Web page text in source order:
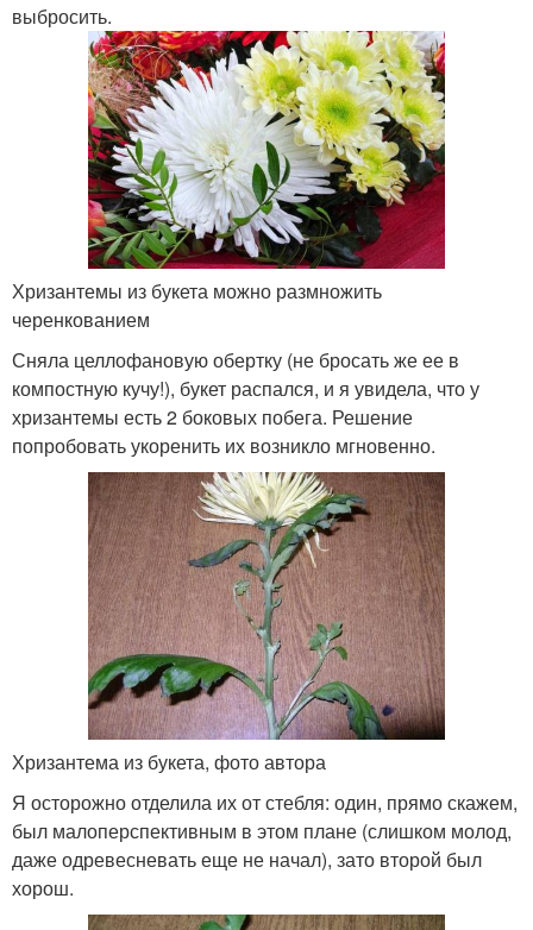
выбросить.
Хризантемы из букета можно размножить
черенкованием
Сняла целлофановую обертку (не бросать же ее в
компостную кучу!), букет распался, и я увидела, что у
хризантемы есть 2 боковых побега. Решение
попробовать укоренить их возникло мгновенно.
Хризантема из букета, фото автора
Я осторожно отделила их от стебля: один, прямо скажем,
был малоперспективным в этом плане (слишком молод,
даже одревесневать еще не начал), зато второй был
хорош.